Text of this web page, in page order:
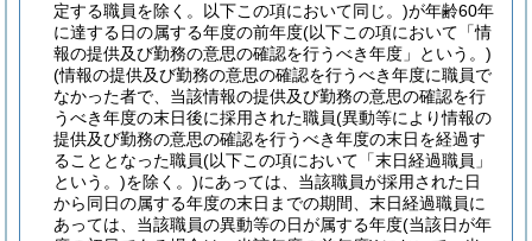
定する職員を除く。以下この項において同じ。)が年齢60年
に達する日の属する年度の前年度(以下この項において「情
報の提供及び勤務の意思の確認を行うべき年度」という。)
(情報の提供及び勤務の意思の確認を行うべき年度に職員で
なかった者で、当該情報の提供及び勤務の意思の確認を行
うべき年度の末日後に採用された職員(異動等により情報の
提供及び勤務の意思の確認を行うべき年度の末日を経過す
ることとなった職員(以下この項において「末日経過職員」
という。)を除く。)にあっては、当該職員が採用された日
から同日の属する年度の末日までの期間、末日経過職員に
あっては、当該職員の異動等の日が属する年度(当該日が年